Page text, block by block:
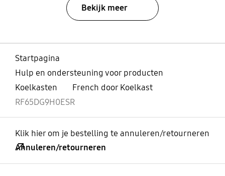
Bekijk meer
Startpagina
Hulp en ondersteuning voor producten
Koelkasten
French door Koelkast
RF65DG9H0ESR
Klik hier om je bestelling te annuleren/retourneren
Annuleren/retourneren